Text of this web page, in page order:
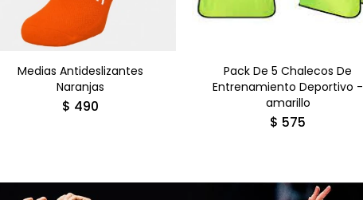
Medias Antideslizantes
Naranjas
$ 490
Pack De 5 Chalecos De
Entrenamiento Deportivo -
amarillo
$ 575